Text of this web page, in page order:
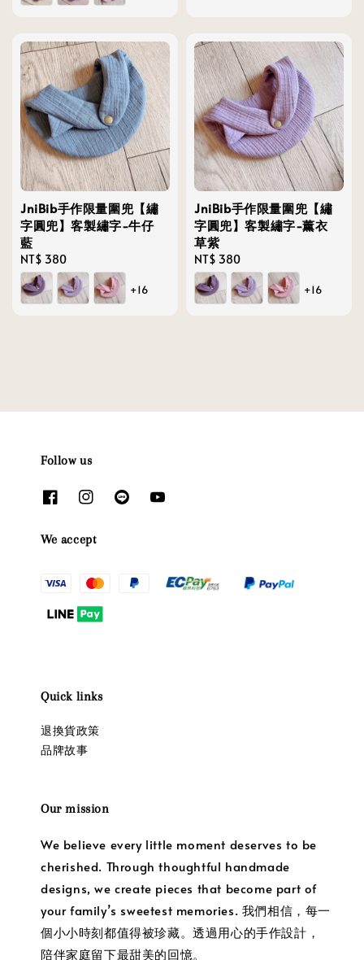
JniBib手作限量圍兜【繡
字圓兜】客製繡字-牛仔
藍
Regular
price
NT$ 380
+16
JniBib手作限量圍兜【繡
字圓兜】客製繡字-薰衣
草紫
Regular
price
NT$ 380
+16
Follow us
We accept
Quick links
退換貨政策
品牌故事
Our mission
We believe every little moment deserves to be
cherished. Through thoughtful handmade
designs, we create pieces that become part of
your family’s sweetest memories. 我們相信，每一
個小小時刻都值得被珍藏。透過用心的手作設計，
陪伴家庭留下最甜美的回憶。